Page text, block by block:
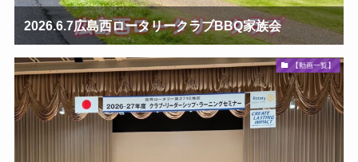
2026.6.7広島西ロータリークラブBBQ家族会
【動画一覧】